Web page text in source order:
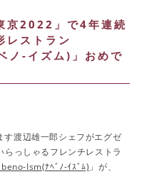
京2022」で4年連続
ストラン
-イズム)」おめで
す渡辺雄一郎シェフがエグゼ
らっしゃるフレンチレストラ
Ism(ﾅﾍﾞﾉ-ｲｽﾞﾑ) 」が、